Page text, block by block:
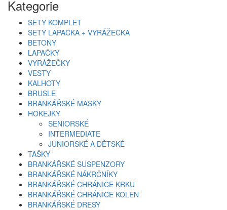
Kategorie
SETY KOMPLET
SETY LAPAČKA + VYRÁŽEČKA
BETONY
LAPAČKY
VYRÁŽEČKY
VESTY
KALHOTY
BRUSLE
BRANKÁŘSKÉ MASKY
HOKEJKY
SENIORSKÉ
INTERMEDIATE
JUNIORSKÉ A DĚTSKÉ
TAŠKY
BRANKÁŘSKÉ SUSPENZORY
BRANKÁŘSKÉ NÁKRČNÍKY
BRANKÁŘSKÉ CHRÁNIČE KRKU
BRANKÁŘSKÉ CHRÁNIČE KOLEN
BRANKÁŘSKÉ DRESY